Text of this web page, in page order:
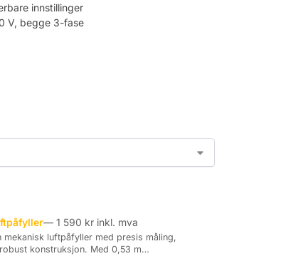
innstillinger
V, begge 3-fase
— 1 590 krinkl. mva
mekanisk luftpåfyller med presis måling,
konstruksjon. Med 0,53 m…